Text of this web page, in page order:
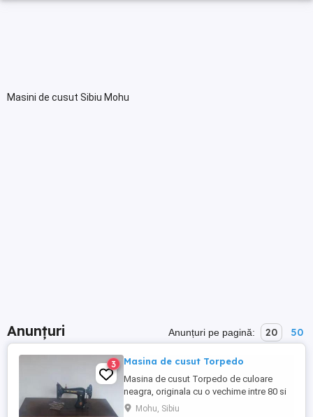
Masini de cusut Sibiu Mohu
Anunțuri Anunțuri pe pagină: 20 50
3 Masina de cusut Torpedo
Masina de cusut Torpedo de culoare
neagra, originala cu o vechime intre 80 si
100 de ani, in stare excelenta.
Mohu, Sibiu